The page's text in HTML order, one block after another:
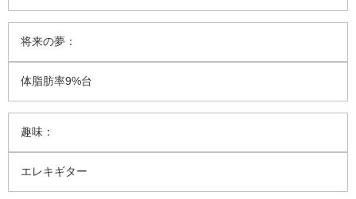
将来の夢：
体脂肪率9%台
趣味：
エレキギター